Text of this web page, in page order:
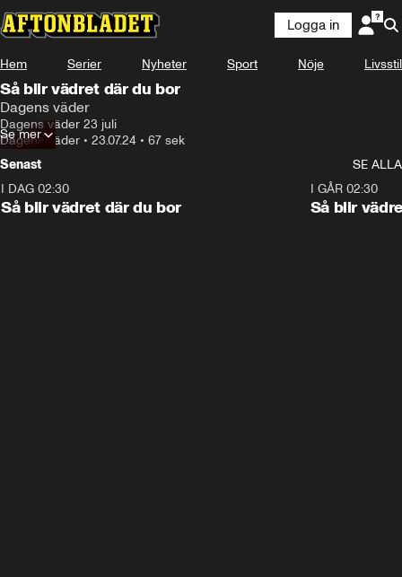
Logga in
Hem Serier Nyheter Sport Nöje Livsstil
Så blir vädret där du bor
Dagens väder
Dagens väder 23 juli
Dagens väder • 23.07.24 • 67 sek
Se mer
Senast
SE ALLA
I DAG 02:30
Så blir vädret där du bor
I GÅR 02:30
Så blir